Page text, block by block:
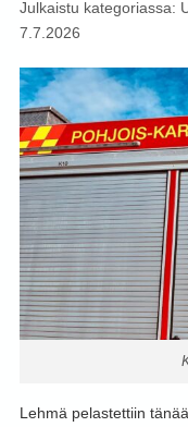
Julkaistu kategoriassa:
7.7.2026
Lehmä pelastettiin